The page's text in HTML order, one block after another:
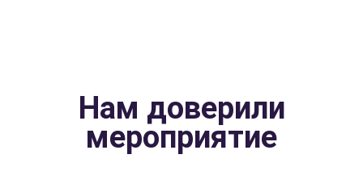
Нам доверили
мероприятие